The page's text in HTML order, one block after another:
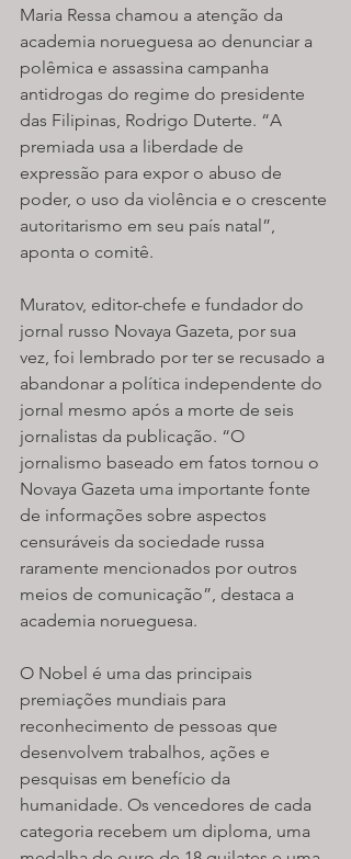
Maria Ressa chamou a atenção da
academia norueguesa ao denunciar a
polêmica e assassina campanha
antidrogas do regime do presidente
das Filipinas, Rodrigo Duterte. “A
premiada usa a liberdade de
expressão para expor o abuso de
poder, o uso da violência e o crescente
autoritarismo em seu país natal”,
aponta o comitê.
Muratov, editor-chefe e fundador do
jornal russo Novaya Gazeta, por sua
vez, foi lembrado por ter se recusado a
abandonar a política independente do
jornal mesmo após a morte de seis
jornalistas da publicação. “O
jornalismo baseado em fatos tornou o
Novaya Gazeta uma importante fonte
de informações sobre aspectos
censuráveis da sociedade russa
raramente mencionados por outros
meios de comunicação”, destaca a
academia norueguesa.
O Nobel é uma das principais
premiações mundiais para
reconhecimento de pessoas que
desenvolvem trabalhos, ações e
pesquisas em benefício da
humanidade. Os vencedores de cada
categoria recebem um diploma, uma